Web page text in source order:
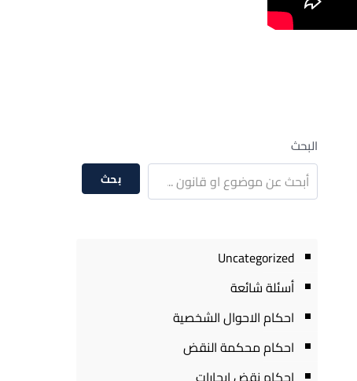
البحث
بحث
Uncategorized
أسئلة شائعة
احكام الاحوال الشخصية
احكام محكمة النقض